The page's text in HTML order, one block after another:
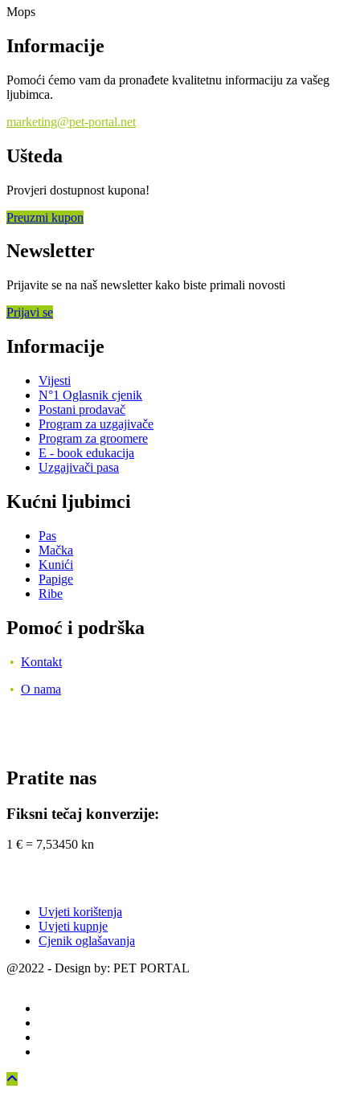
Mops
Informacije
Pomoći ćemo vam da pronađete kvalitetnu informaciju za vašeg
ljubimca.
marketing@pet-portal.net
Ušteda
Provjeri dostupnost kupona!
Preuzmi kupon
Newsletter
Prijavite se na naš newsletter kako biste primali novosti
Prijavi se
Informacije
Vijesti
N°1 Oglasnik cjenik
Postani prodavač
Program za uzgajivače
Program za groomere
E - book edukacija
Uzgajivači pasa
Kućni ljubimci
Pas
Mačka
Kunići
Papige
Ribe
Pomoć i podrška
• Kontakt
• O nama
Pratite nas
Fiksni tečaj konverzije:
1 € = 7,53450 kn
Uvjeti korištenja
Uvjeti kupnje
Cjenik oglašavanja
@2022 - Design by: PET PORTAL